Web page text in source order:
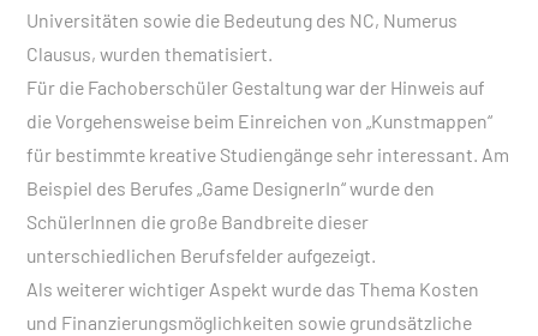
Universitäten sowie die Bedeutung des NC, Numerus
Clausus, wurden thematisiert.
Für die Fachoberschüler Gestaltung war der Hinweis auf
die Vorgehensweise beim Einreichen von „Kunstmappen“
für bestimmte kreative Studiengänge sehr interessant. Am
Beispiel des Berufes „Game DesignerIn“ wurde den
SchülerInnen die große Bandbreite dieser
unterschiedlichen Berufsfelder aufgezeigt.
Als weiterer wichtiger Aspekt wurde das Thema Kosten
und Finanzierungsmöglichkeiten sowie grundsätzliche